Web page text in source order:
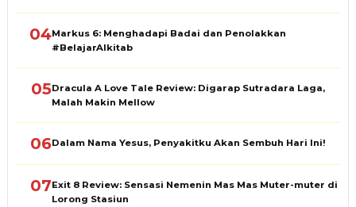
04Markus 6: Menghadapi Badai dan Penolakkan
#BelajarAlkitab
05Dracula A Love Tale Review: Digarap Sutradara Laga,
Malah Makin Mellow
06Dalam Nama Yesus, Penyakitku Akan Sembuh Hari Ini!
07Exit 8 Review: Sensasi Nemenin Mas Mas Muter-muter di
Lorong Stasiun